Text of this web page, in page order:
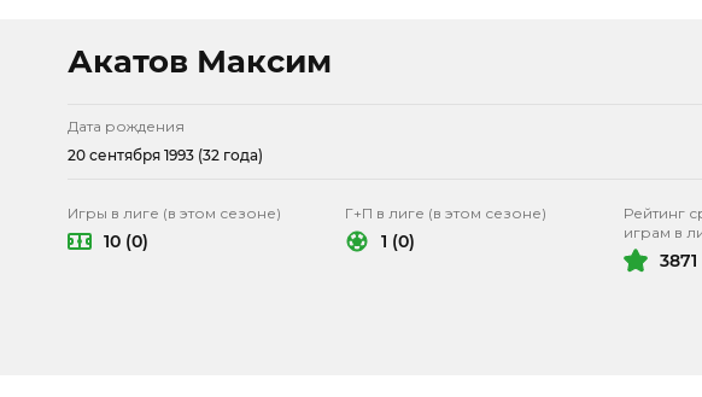
Акатов Максим
Дата рождения
20 сентября 1993 (32 года)
Игры в лиге (в этом сезоне)
10 (0)
Г+П в лиге (в этом сезоне)
1 (0)
Рейтинг
играм в
3871